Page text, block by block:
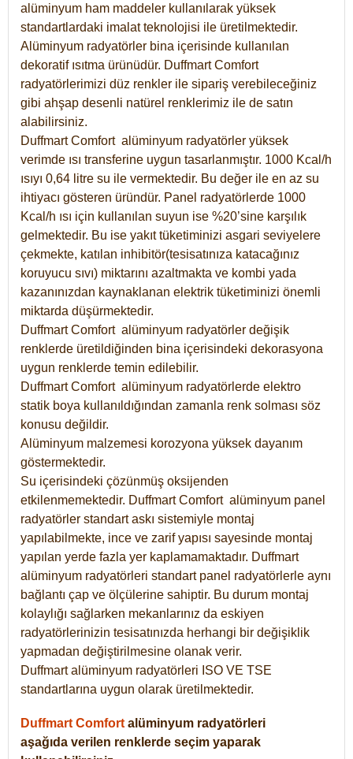
alüminyum ham maddeler kullanılarak yüksek
standartlardaki imalat teknolojisi ile üretilmektedir.
Alüminyum radyatörler bina içerisinde kullanılan
dekoratif ısıtma ürünüdür. Duffmart Comfort
radyatörlerimizi düz renkler ile sipariş verebileceğiniz
gibi ahşap desenli natürel renklerimiz ile de satın
alabilirsiniz.
Duffmart Comfort alüminyum radyatörler yüksek
verimde ısı transferine uygun tasarlanmıştır. 1000 Kcal/h
ısıyı 0,64 litre su ile vermektedir. Bu değer ile en az su
ihtiyacı gösteren üründür. Panel radyatörlerde 1000
Kcal/h ısı için kullanılan suyun ise %20’sine karşılık
gelmektedir. Bu ise yakıt tüketiminizi asgari seviyelere
çekmekte, katılan inhibitör(tesisatınıza katacağınız
koruyucu sıvı) miktarını azaltmakta ve kombi yada
kazanınızdan kaynaklanan elektrik tüketiminizi önemli
miktarda düşürmektedir.
Duffmart Comfort alüminyum radyatörler değişik
renklerde üretildiğinden bina içerisindeki dekorasyona
uygun renklerde temin edilebilir.
DuffmartComfort alüminyum radyatörlerde elektro
statik boya kullanıldığından zamanla renk solması söz
konusu değildir.
Alüminyum malzemesi korozyona yüksek dayanım
göstermektedir.
Su içerisindeki çözünmüş oksijenden
etkilenmemektedir. DuffmartComfort alüminyum panel
radyatörler standart askı sistemiyle montaj
yapılabilmekte, ince ve zarif yapısı sayesinde montaj
yapılan yerde fazla yer kaplamamaktadır. Duffmart
alüminyum radyatörleri standart panel radyatörlerle aynı
bağlantı çap ve ölçülerine sahiptir. Bu durum montaj
kolaylığı sağlarken mekanlarınız da eskiyen
radyatörlerinizin tesisatınızda herhangi bir değişiklik
yapmadan değiştirilmesine olanak verir.
Duffmart alüminyum radyatörleri ISO VE TSE
standartlarına uygun olarak üretilmektedir.
Duffmart Comfort alüminyum radyatörleri
aşağıda verilen renklerde seçim yaparak